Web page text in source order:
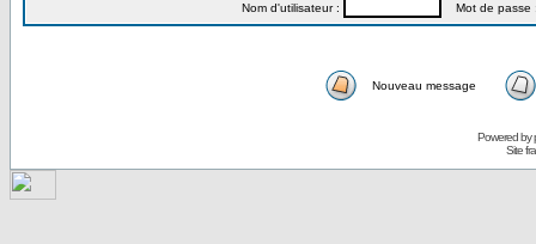
Nom d'utilisateur : Mot de passe
Nouveau message
Powered by
Site